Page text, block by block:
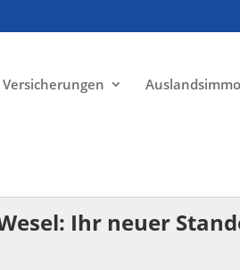
Versicherungen
Ihr neuer